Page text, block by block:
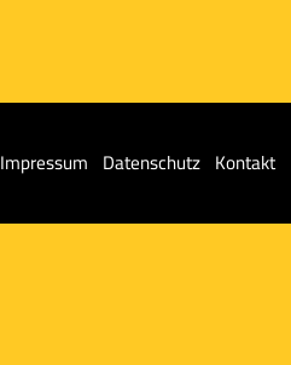
Impressum Datenschutz Kontakt